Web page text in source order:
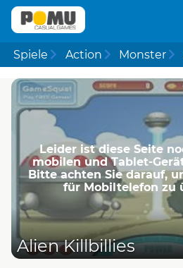
Spiele Action Monster
Leider ist diese Seite
mobilen und Tablet-
Bitte achten Sie darauf,
für Mobiltelefon zu
Alien Killbillies